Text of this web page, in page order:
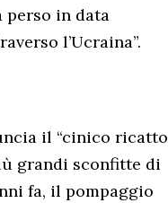
perso in data
l’Ucraina”.
il “cinico ricatto
grandi sconfitte di
fa, il pompaggio